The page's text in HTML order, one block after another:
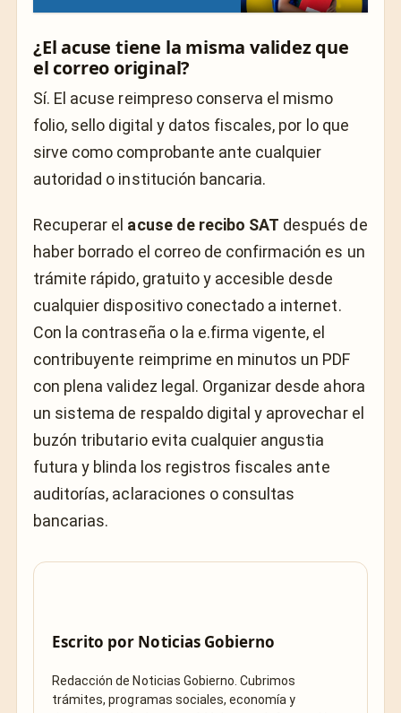
¿El acuse tiene la misma validez que
el correo original?
Sí. El acuse reimpreso conserva el mismo
folio, sello digital y datos fiscales, por lo que
sirve como comprobante ante cualquier
autoridad o institución bancaria.
Recuperar el acuse de recibo SAT después de
haber borrado el correo de confirmación es un
trámite rápido, gratuito y accesible desde
cualquier dispositivo conectado a internet.
Con la contraseña o la e.firma vigente, el
contribuyente reimprime en minutos un PDF
con plena validez legal. Organizar desde ahora
un sistema de respaldo digital y aprovechar el
buzón tributario evita cualquier angustia
futura y blinda los registros fiscales ante
auditorías, aclaraciones o consultas
bancarias.
Escrito por Noticias Gobierno
Redacción de Noticias Gobierno. Cubrimos
trámites, programas sociales, economía y